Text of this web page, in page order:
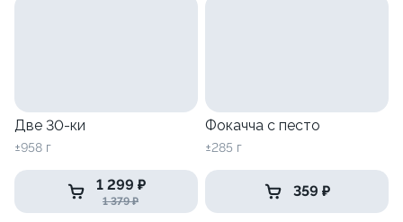
Две 30-ки
±958 г
1 299 ₽
1 379 ₽
Фокачча с песто
±285 г
359 ₽